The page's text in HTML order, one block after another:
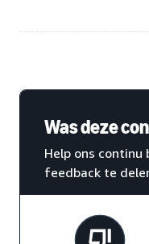
Was deze
Help ons
feedback te